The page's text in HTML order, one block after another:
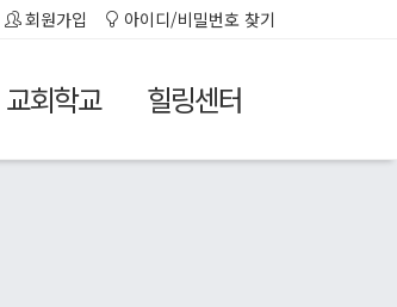
회원가입 아이디/비밀번호 찾기
교회학교 힐링센터